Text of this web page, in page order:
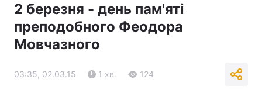
2 березня - день пам'яті
преподобного Феодора
Мовчазного
03:35, 02.03.15 1 хв. 124